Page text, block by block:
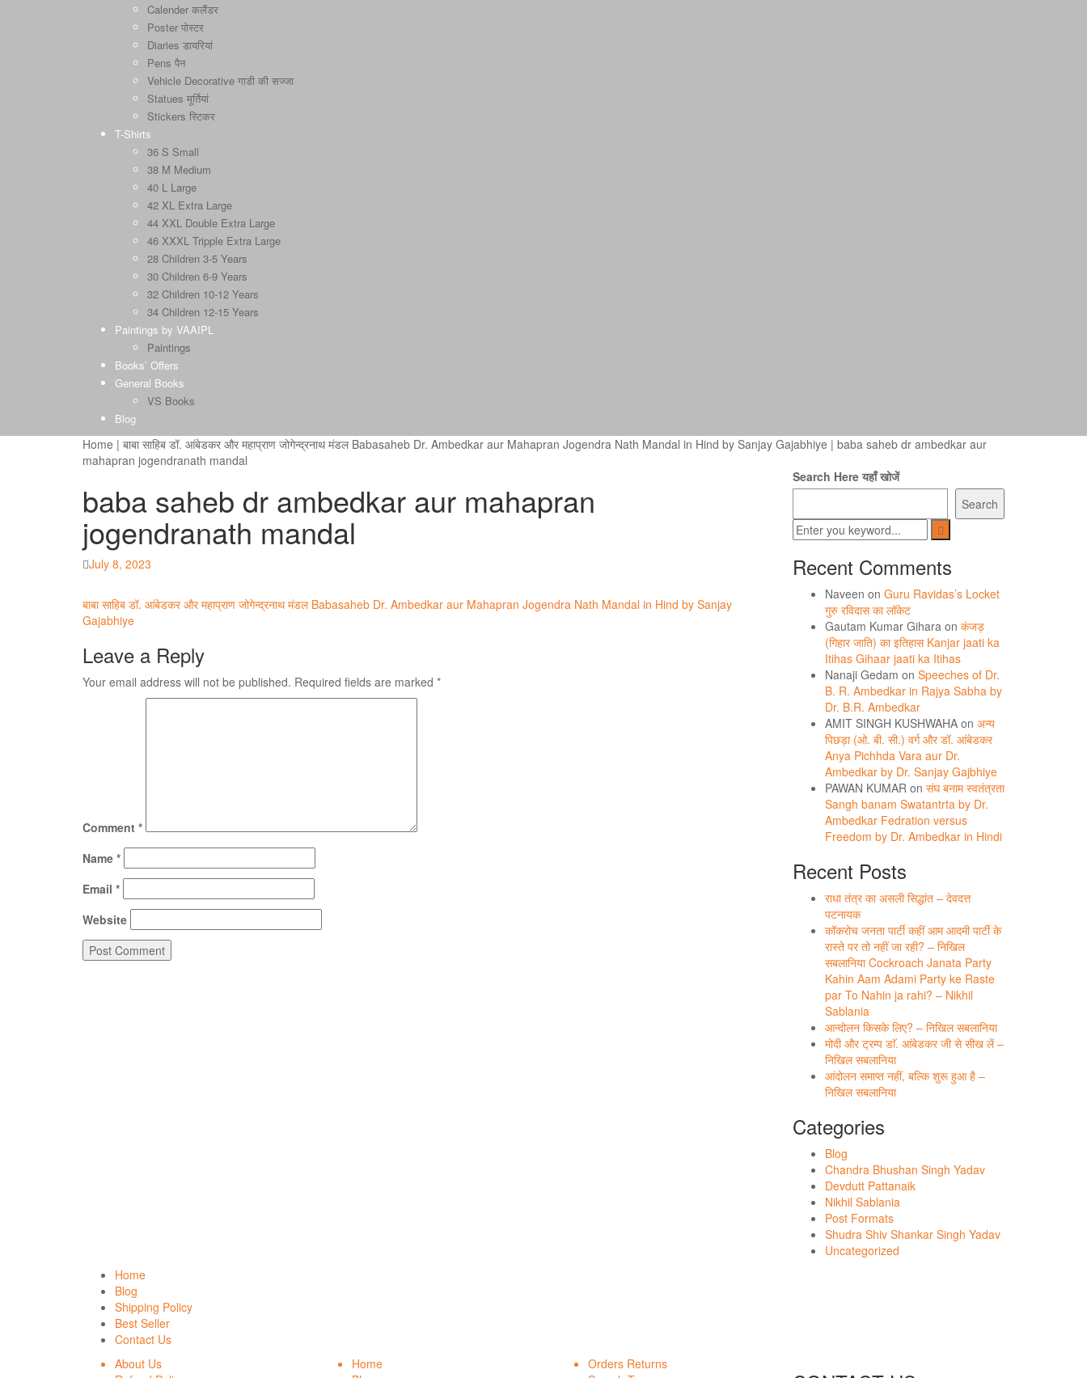
Calender कलैंडर
Poster पोस्टर
Diaries डायरियां
Pens पैन
Vehicle Decorative गाडी की सज्जा
Statues मूर्तियां
Stickers स्टिकर
T-Shirts
36 S Small
38 M Medium
40 L Large
42 XL Extra Large
44 XXL Double Extra Large
46 XXXL Tripple Extra Large
28 Children 3-5 Years
30 Children 6-9 Years
32 Children 10-12 Years
34 Children 12-15 Years
Paintings by VAAIPL
Paintings
Books’ Offers
General Books
VS Books
Blog
Home | बाबा साहिब डॉ. आंबेडकर और महाप्राण जोगेन्द्रनाथ मंडल Babasaheb Dr. Ambedkar aur Mahapran Jogendra Nath Mandal in Hind by Sanjay Gajabhiye | baba saheb dr ambedkar aur
mahapran jogendranath mandal
baba saheb dr ambedkar aur mahapran
jogendranath mandal
Posted
July 8, 2023
Post
navigation
बाबा साहिब डॉ. आंबेडकर और महाप्राण जोगेन्द्रनाथ मंडल Babasaheb Dr. Ambedkar aur Mahapran Jogendra Nath Mandal in Hind by Sanjay
Gajabhiye
Leave a Reply
Your email address will not be published. Required fields are marked *
Comment *
Name *
Email *
Website
Search Here यहाँ खोजें
Search
Recent Comments
Naveen on Guru Ravidas’s Locket
गुरु रविदास का लॉकेट
Gautam Kumar Gihara on कंजड़
(गिहार जाति) का इतिहास Kanjar jaati ka
Itihas Gihaar jaati ka Itihas
Nanaji Gedam on Speeches of Dr.
B. R. Ambedkar in Rajya Sabha by
Dr. B.R. Ambedkar
AMIT SINGH KUSHWAHAon अन्य
पिछड़ा (ओ. बी. सी.) वर्ग और डॉ. आंबेडकर
Anya Pichhda Vara aur Dr.
Ambedkar by Dr. Sanjay Gajbhiye
PAWAN KUMAR on संघ बनाम स्वतंत्रता
Sangh banam Swatantrta by Dr.
Ambedkar Fedration versus
Freedom by Dr. Ambedkar in Hindi
Recent Posts
राधा तंत्र का असली सिद्धांत – देवदत्त
पटनायक
कॉकरोच जनता पार्टी कहीं आम आदमी पार्टी के
रास्ते पर तो नहीं जा रही? – निखिल
सबलानिया Cockroach Janata Party
Kahin Aam Adami Party ke Raste
par To Nahin ja rahi? – Nikhil
Sablania
आन्दोलन किसके लिए? – निखिल सबलानिया
मोदी और ट्रम्प डाॅ. आंबेडकर जी से सीख लें –
निखिल सबलानिया
आंदोलन समाप्त नहीं, बल्कि शुरू हुआ है –
निखिल सबलानिया
Categories
Blog
Chandra Bhushan Singh Yadav
Devdutt Pattanaik
Nikhil Sablania
Post Formats
Shudra Shiv Shankar Singh Yadav
Uncategorized
Home
Blog
Shipping Policy
Best Seller
Contact Us
About Us
Home
Orders Returns